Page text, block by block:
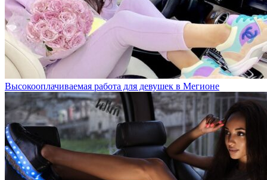
Высокооплачиваемая работа для девушек в Мегионе